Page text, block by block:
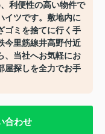
利便性の高い物件で
イツです。敷地内に
ゴミを捨てに行く手
今里筋線井高野付近
、当社へお気軽にお
屋探しを全力でお手
合わせ